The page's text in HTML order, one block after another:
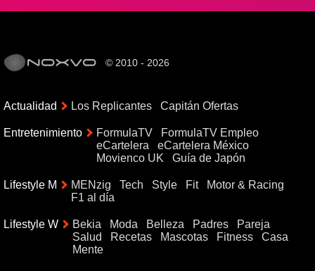
© 2010 - 2026
Actualidad Los Replicantes Capitán Ofertas
Entretenimiento FormulaTV
FormulaTV Empleo
eCartelera
eCartelera México
Movienco UK
Guía de Japón
Lifestyle M MENzig Tech Style Fit
Motor & Racing
F1 al día
Lifestyle W Bekia Moda Belleza Padres
Pareja
Salud
Recetas Mascotas Fitness
Casa
Mente